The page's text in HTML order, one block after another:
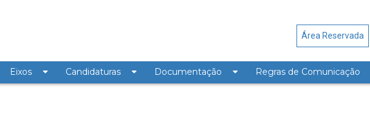
Área Reservada
Eixos Candidaturas Documentação Regras de Comunicação